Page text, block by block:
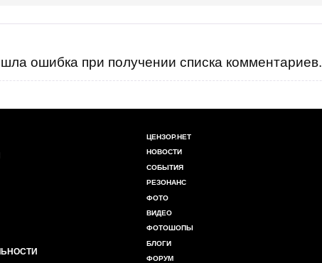
ошибка при получении списка комментариев.
ЦЕНЗОР.НЕТ
НОВОСТИ
СОБЫТИЯ
РЕЗОНАНС
ФОТО
ВИДЕО
ФОТОШОПЫ
БЛОГИ
ФОРУМ